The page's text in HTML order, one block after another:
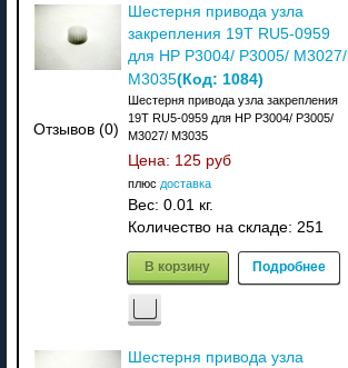
Отзывов (0)
Шестерня привода узла
закрепления 19T RU5-0959
для HP P3004/ P3005/ M3027/
M3035(Код: 1084)
Шестерня привода узла закрепления
19T RU5-0959 для HP P3004/ P3005/
M3027/ M3035
Цена: 125 руб
плюс доставка
Вес: 0.01 кг.
Количество на складе: 251
В корзину Подробнее
Шестерня привода узла